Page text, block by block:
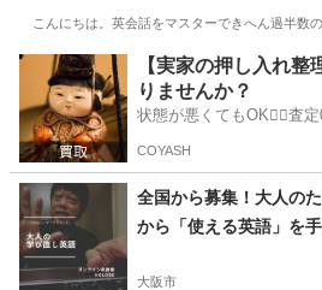
こんにちは。英会話をマスターできへん過半数
大阪 大阪市 英会話 初心者
【実家の押し入れ
りませんか？
状態が悪くてもOK🙆‍♀️査
COYASH
全国から募集！大人の
から「使える英語」を
大阪市